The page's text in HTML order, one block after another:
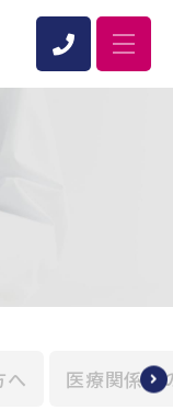
へ 医療関係者